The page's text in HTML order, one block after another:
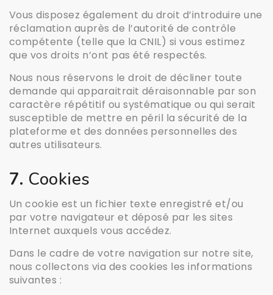
Vous disposez également du droit d’introduire une
réclamation auprès de l’autorité de contrôle
compétente (telle que la CNIL) si vous estimez
que vos droits n’ont pas été respectés.
Nous nous réservons le droit de décliner toute
demande qui apparaitrait déraisonnable par son
caractère répétitif ou systématique ou qui serait
susceptible de mettre en péril la sécurité de la
plateforme et des données personnelles des
autres utilisateurs.
7. Cookies
Un cookie est un fichier texte enregistré et/ou
par votre navigateur et déposé par les sites
Internet auxquels vous accédez.
Dans le cadre de votre navigation sur notre site,
nous collectons via des cookies les informations
suivantes :